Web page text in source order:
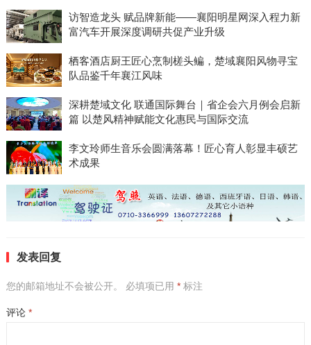
访智造龙头 赋品牌新能——襄阳明星网深入程力新
富汽车开展深度调研共促产业升级
栖客酒店厨王匠心烹制槎头鳊，楚域襄阳风物寻宝
队品鉴千年襄江风味
深耕楚域文化 联通国际舞台｜省企会六月例会启新
篇 以楚风精神赋能文化惠民与国际交流
李文玲师生音乐会圆满落幕！匠心育人彰显丰硕艺
术成果
发表回复
您的邮箱地址不会被公开。 必填项已用 *标注
评论 *